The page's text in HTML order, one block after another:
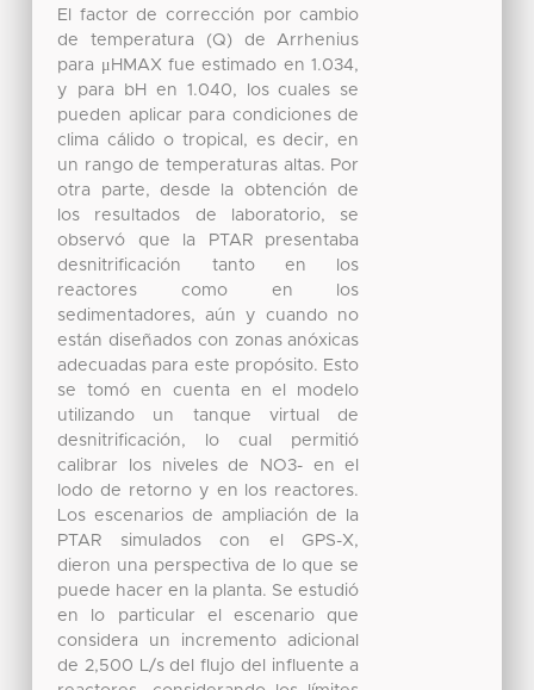
El factor de corrección por cambio
de temperatura (Q) de Arrhenius
para μHMAX fue estimado en 1.034,
y para bH en 1.040, los cuales se
pueden aplicar para condiciones de
clima cálido o tropical, es decir, en
un rango de temperaturas altas. Por
otra parte, desde la obtención de
los resultados de laboratorio, se
observó que la PTAR presentaba
desnitrificación tanto en los
reactores como en los
sedimentadores, aún y cuando no
están diseñados con zonas anóxicas
adecuadas para este propósito. Esto
se tomó en cuenta en el modelo
utilizando un tanque virtual de
desnitrificación, lo cual permitió
calibrar los niveles de NO3- en el
lodo de retorno y en los reactores.
Los escenarios de ampliación de la
PTAR simulados con el GPS-X,
dieron una perspectiva de lo que se
puede hacer en la planta. Se estudió
en lo particular el escenario que
considera un incremento adicional
de 2,500 L/s del flujo del influente a